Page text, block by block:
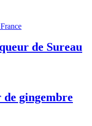
de Sureau
gingembre